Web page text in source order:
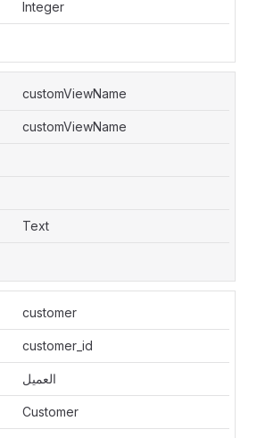
Integer
customViewName
customViewName
Text
customer
customer_id
العميل
Customer